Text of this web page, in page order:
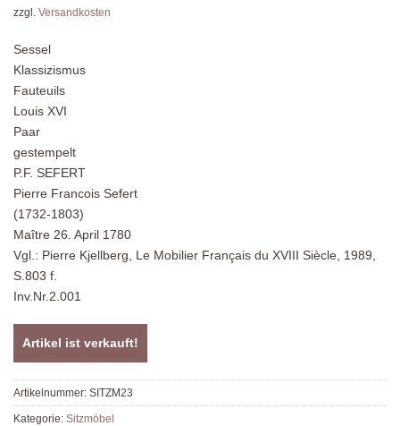
zzgl. Versandkosten
Sessel
Klassizismus
Fauteuils
Louis XVI
Paar
gestempelt
P.F. SEFERT
Pierre Francois Sefert
(1732-1803)
Maître 26. April 1780
Vgl.: Pierre Kjellberg, Le Mobilier Français du XVIII Siècle, 1989,
S.803 f.
Inv.Nr.2.001
Artikel ist verkauft!
Artikelnummer: SITZM23
Kategorie: Sitzmöbel